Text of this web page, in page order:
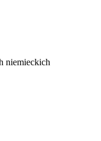
niemieckich